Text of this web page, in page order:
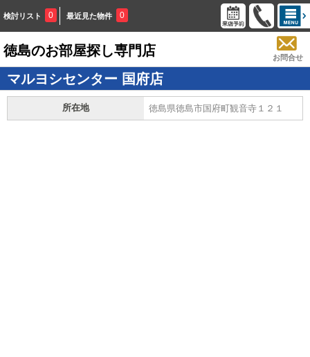
検討リスト 0 最近見た物件 0
徳島のお部屋探し専門店 お問合せ
マルヨシセンター 国府店
所在地 徳島県徳島市国府町観音寺１２１